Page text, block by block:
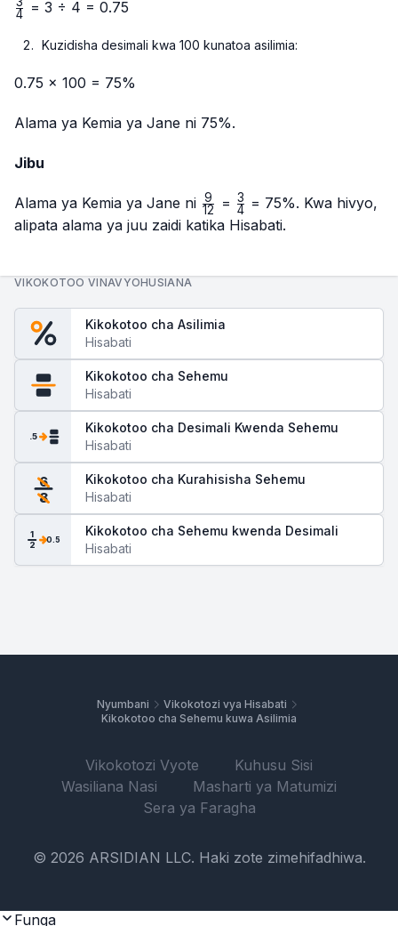
\frac{3}
4 = 3 ÷ 4 = 0.75
Kuzidisha desimali kwa 100 kunatoa asilimia:
0.75 × 100 = 75%
Alama ya Kemia ya Jane ni 75%.
Jibu
Alama ya Kemia ya Jane ni \frac{9}
{12}
12
9 = \frac{3}
{4}
4
3
= 75%. Kwa hivyo,
alipata alama ya juu zaidi katika Hisabati.
VIKOKOTOO VINAVYOHUSIANA
Kikokotoo cha Asilimia
Hisabati
Kikokotoo cha Sehemu
Hisabati
.5
Kikokotoo cha Desimali Kwenda Sehemu
Hisabati
6
8
Kikokotoo cha Kurahisisha Sehemu
Hisabati
1
2 0.5
Kikokotoo cha Sehemu kwenda Desimali
Hisabati
Nyumbani
Vikokotozi vya Hisabati
Kikokotoo cha Sehemu kuwa Asilimia
Vikokotozi Vyote
Kuhusu Sisi
Wasiliana Nasi
Masharti ya Matumizi
Sera ya Faragha
© 2026 ARSIDIAN LLC. Haki zote zimehifadhiwa.
Funga